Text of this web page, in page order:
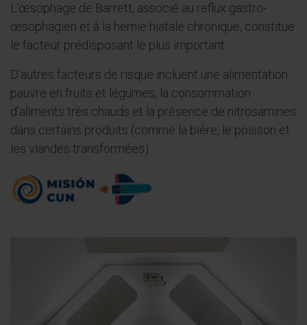
L’œsophage de Barrett, associé au reflux gastro-
œsophagien et à la hernie hiatale chronique, constitue
le facteur prédisposant le plus important.
D’autres facteurs de risque incluent une alimentation
pauvre en fruits et légumes, la consommation
d’aliments très chauds et la présence de nitrosamines
dans certains produits (comme la bière, le poisson et
les viandes transformées).